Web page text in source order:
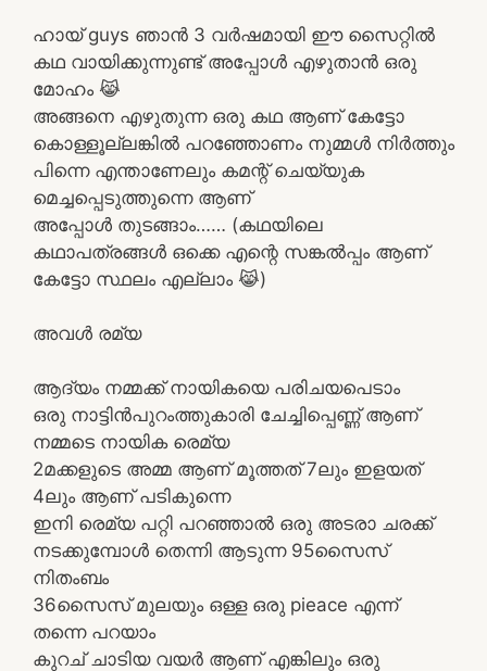
ഹായ് guys ഞാൻ 3 വർഷമായി ഈ സൈറ്റിൽ
കഥ വായിക്കുന്നുണ്ട് അപ്പോൾ എഴുതാൻ ഒരു
മോഹം 😹
അങ്ങനെ എഴുതുന്ന ഒരു കഥ ആണ് കേട്ടോ
കൊള്ളൂല്ലങ്കിൽ പറഞ്ഞോണം നുമ്മൾ നിർത്തും
പിന്നെ എന്താണേലും കമന്റ്‌ ചെയ്യുക
മെച്ചപ്പെടുത്തുന്നെ ആണ്
അപ്പോൾ തുടങ്ങാം…… (കഥയിലെ
കഥാപത്രങ്ങൾ ഒക്കെ എന്റെ സങ്കൽപ്പം ആണ്
കേട്ടോ സ്ഥലം എല്ലാം 😹)
അവൾ രമ്യ
ആദ്യം നമ്മക്ക് നായികയെ പരിചയപെടാം
ഒരു നാട്ടിൻപുറംത്തുകാരി ചേച്ചിപ്പെണ്ണ് ആണ്
നമ്മടെ നായിക രെമ്യ
2മക്കളുടെ അമ്മ ആണ് മൂത്തത് 7ലും ഇളയത്
4ലും ആണ് പടികുന്നെ
ഇനി രെമ്യ പറ്റി പറഞ്ഞാൽ ഒരു അടരാ ചരക്ക്
നടക്കുമ്പോൾ തെന്നി ആടുന്ന 95സൈസ്
നിതംബം
36സൈസ് മുലയും ഒള്ള ഒരു pieace എന്ന്
തന്നെ പറയാം
കുറച് ചാടിയ വയർ ആണ് എങ്കിലും ഒരു